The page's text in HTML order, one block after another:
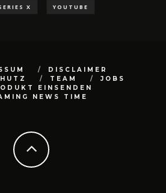
X YOUTUBE
DISCLAIMER
TEAM
JOBS
EINSENDEN
NEWS TIME